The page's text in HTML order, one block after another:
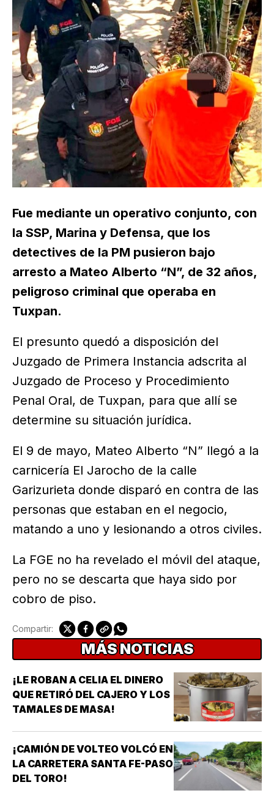
Fue mediante un operativo conjunto, con
la SSP, Marina y Defensa, que los
detectives de la PM pusieron bajo
arresto a Mateo Alberto “N”, de 32 años,
peligroso criminal que operaba en
Tuxpan.
El presunto quedó a disposición del
Juzgado de Primera Instancia adscrita al
Juzgado de Proceso y Procedimiento
Penal Oral, de Tuxpan, para que allí se
determine su situación jurídica.
El 9 de mayo, Mateo Alberto “N” llegó a la
carnicería El Jarocho de la calle
Garizurieta donde disparó en contra de las
personas que estaban en el negocio,
matando a uno y lesionando a otros civiles.
La FGE no ha revelado el móvil del ataque,
pero no se descarta que haya sido por
cobro de piso.
Compartir:
MÁS NOTICIAS
¡LE ROBAN A CELIA EL DINERO
QUE RETIRÓ DEL CAJERO Y LOS
TAMALES DE MASA!
¡CAMIÓN DE VOLTEO VOLCÓ EN
LA CARRETERA SANTA FE-PASO
DEL TORO!